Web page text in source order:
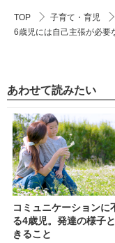
TOP 子育て・育児
6歳児には自己主張が必要
あわせて読みたい
コミュニケーションに
る4歳児。発達の様子
きること